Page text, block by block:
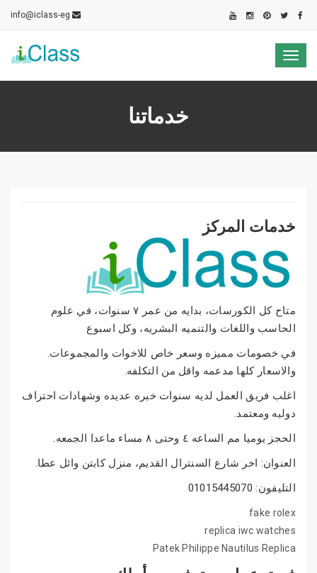
info@iclass-eg
Toggle
خدماتنا
خدمات المركز
متاح كل الكورسات، بدايه من عمر ٧ سنوات، في علوم
الحاسب واللغات والتنميه البشريه، وكل اسبوع
في خصومات مميزه وسعر خاص للاخوات والمجموعات.
والاسعار كلها مدعمه واقل من التكلفه.
اغلب فريق العمل لديه سنوات خبره عديده وشهادات احتراف
دوليه ومعتمد.
الحجز يوميا مم الساعه ٤ وحتى ٨ مساء ماعدا الجمعه.
العنوان: اخر شارع السنترال القديم، منزل كابتن وائل عطا.
التليفون: 01015445070
fake rolex
replica iwc watches
Patek Philippe Nautilus Replica